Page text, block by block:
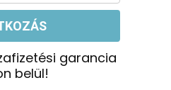
garancia
belül!